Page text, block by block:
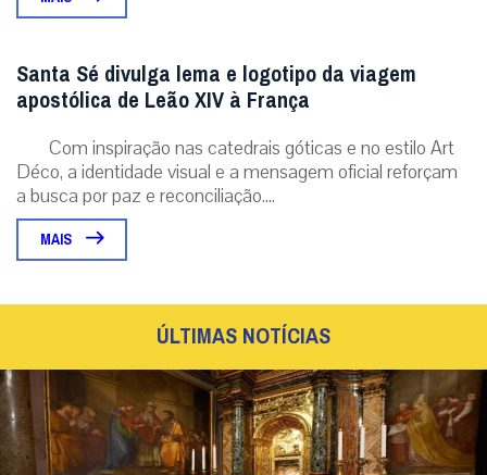
Santa Sé divulga lema e logotipo da viagem
apostólica de Leão XIV à França
Com inspiração nas catedrais góticas e no estilo Art
Déco, a identidade visual e a mensagem oficial reforçam
a busca por paz e reconciliação....
MAIS
ÚLTIMAS NOTÍCIAS